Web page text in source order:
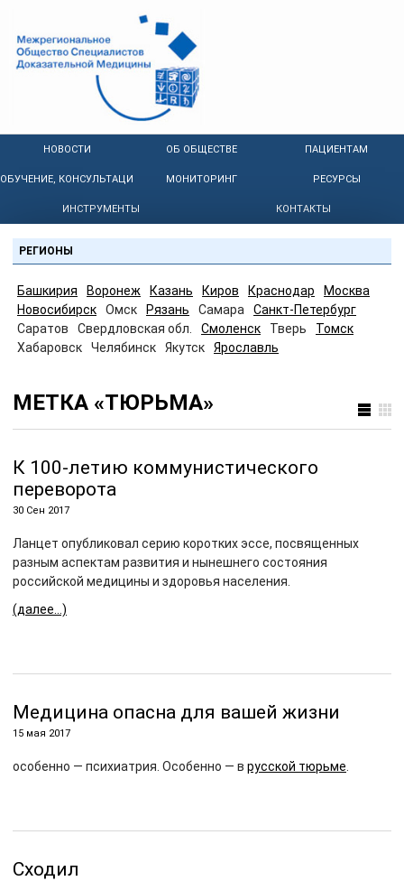
НОВОСТИ ОБ ОБЩЕСТВЕ ПАЦИЕНТАМ
ОБУЧЕНИЕ, КОНСУЛЬТАЦИИ МОНИТОРИНГ РЕСУРСЫ
ИНСТРУМЕНТЫ КОНТАКТЫ
РЕГИОНЫ
Башкирия Воронеж Казань Киров Краснодар
Москва
Новосибирск
Омск Рязань Самара
Санкт-Петербург
Саратов
Свердловская обл. Смоленск Тверь
Томск
Хабаровск
Челябинск Якутск Ярославль
МЕТКА «ТЮРЬМА»
К 100-летию коммунистического
переворота
30 Сен 2017
Ланцет опубликовал серию коротких эссе, посвященных
разным аспектам развития и нынешнего состояния
российской медицины и здоровья населения.
(далее…)
Медицина опасна для вашей жизни
15 мая 2017
особенно — психиатрия. Особенно — в русской тюрьме
Сходил